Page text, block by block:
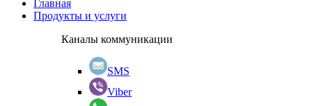
Главная
Продукты и услуги
Каналы коммуникации
SMS
Viber